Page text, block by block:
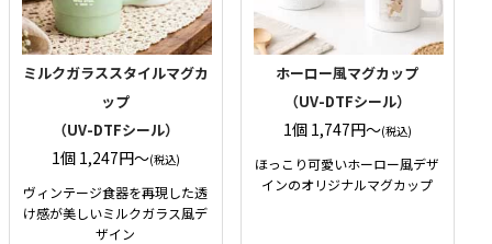
ミルクガラススタイルマグカ
ップ
（UV-DTFシール）
1個 1,247円〜(税込)
ヴィンテージ食器を再現した透
け感が美しいミルクガラス風デ
ザイン
ホーロー風マグカップ
（UV-DTFシール）
1個 1,747円〜(税込)
ほっこり可愛いホーロー風デザ
インのオリジナルマグカップ